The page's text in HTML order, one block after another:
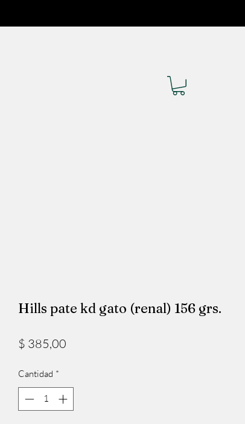
Hills pate kd gato (renal) 156 grs.
$ 385,00
Cantidad *